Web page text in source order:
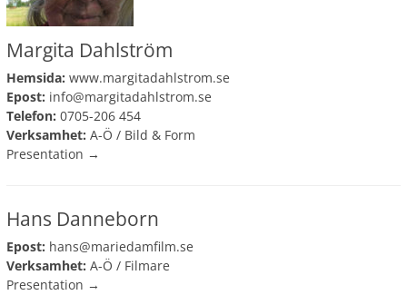
Margita Dahlström
Hemsida: www.margitadahlstrom.se
Epost: info@margitadahlstrom.se
Telefon: 0705-206 454
Verksamhet: A-Ö / Bild & Form
Presentation →
Hans Danneborn
Epost: hans@mariedamfilm.se
Verksamhet: A-Ö / Filmare
Presentation →